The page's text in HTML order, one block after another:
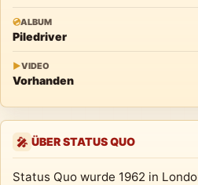
💿ALBUM
Piledriver
▶VIDEO
Vorhanden
🎤 ÜBER STATUS QUO
Status Quo wurde 1962 in